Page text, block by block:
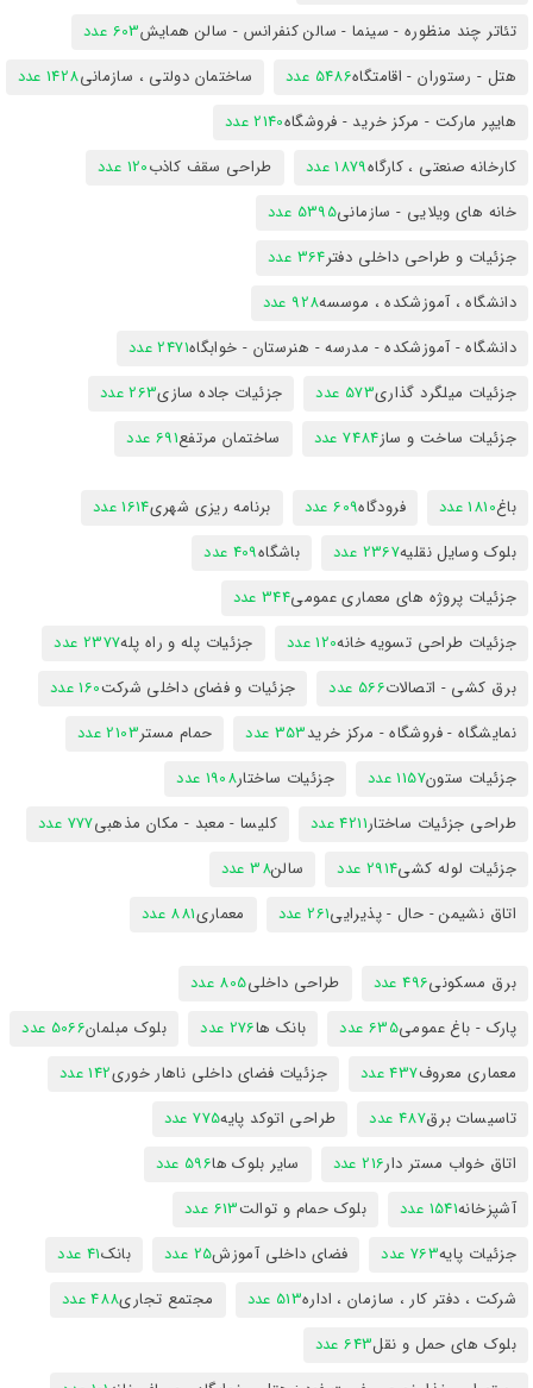
تئاتر چند منظوره - سینما - سالن کنفرانس - سالن همایش603 عدد
هتل - رستوران - اقامتگاه5486 عدد ساختمان دولتی ، سازمانی1428 عدد
هایپر مارکت - مرکز خرید - فروشگاه2140 عدد
کارخانه صنعتی ، کارگاه1879 عدد طراحی سقف کاذب120 عدد
خانه های ویلایی - سازمانی5395 عدد
جزئیات و طراحی داخلی دفتر364 عدد
دانشگاه ، آموزشکده ، موسسه928 عدد
دانشگاه - آموزشکده - مدرسه - هنرستان - خوابگاه2471 عدد
جزئیات میلگرد گذاری573 عدد جزئیات جاده سازی263 عدد
جزئیات ساخت و ساز7484 عدد ساختمان مرتفع691 عدد
باغ1810 عدد فرودگاه609 عدد برنامه ریزی شهری1614 عدد
بلوک وسایل نقلیه2367 عدد باشگاه409 عدد
جزئیات پروژه های معماری عمومی344 عدد
جزئیات طراحی تسویه خانه120 عدد جزئیات پله و راه پله2377 عدد
برق کشی - اتصالات566 عدد جزئیات و فضای داخلی شرکت160 عدد
نمایشگاه - فروشگاه - مرکز خرید353 عدد حمام مستر2103 عدد
جزئیات ستون1157 عدد جزئیات ساختار1908 عدد
طراحی جزئیات ساختار4211 عدد کلیسا - معبد - مکان مذهبی777 عدد
جزئیات لوله کشی2914 عدد سالن38 عدد
اتاق نشیمن - حال - پذیرایی261 عدد معماری881 عدد
برق مسکونی496 عدد طراحی داخلی805 عدد
پارک - باغ عمومی635 عدد بانک ها276 عدد بلوک مبلمان5066 عدد
معماری معروف437 عدد جزئیات فضای داخلی ناهار خوری142 عدد
تاسیسات برق487 عدد طراحی اتوکد پایه775 عدد
اتاق خواب مستر دار216 عدد سایر بلوک ها596 عدد
آشپزخانه1541 عدد بلوک حمام و توالت613 عدد
جزئیات پایه763 عدد فضای داخلی آموزش25 عدد بانک41 عدد
شرکت ، دفتر کار ، سازمان ، اداره513 عدد مجتمع تجاری488 عدد
بلوک های حمل و نقل643 عدد